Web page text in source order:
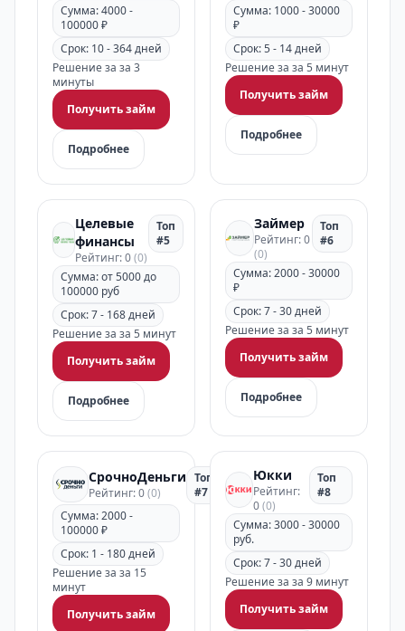
Сумма: 4000 -
100000 ₽
Срок: 10 - 364 дней
Решение за за 3
минуты
Получить займ
Подробнее
Сумма: 1000 - 30000
₽
Срок: 5 - 14 дней
Решение за за 5 минут
Получить займ
Подробнее
Целевые
финансы
Рейтинг: 0(0)
Топ
#5
Сумма: от 5000 до
100000 руб
Срок: 7 - 168 дней
Решение за за 5 минут
Получить займ
Подробнее
Займер
Рейтинг: 0
(0)
Топ
#6
Сумма: 2000 - 30000
₽
Срок: 7 - 30 дней
Решение за за 5 минут
Получить займ
Подробнее
СрочноДеньги
Рейтинг: 0(0)
Топ
#7
Сумма: 2000 -
100000 ₽
Срок: 1 - 180 дней
Решение за за 15
минут
Получить займ
Юкки
Рейтинг:
0(0)
Топ
#8
Сумма: 3000 - 30000
руб.
Срок: 7 - 30 дней
Решение за за 9 минут
Получить займ